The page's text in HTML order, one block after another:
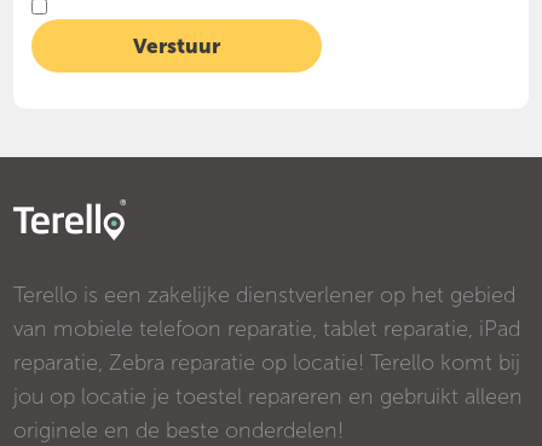
Terello is een zakelijke dienstverlener op het gebied
van mobiele telefoon reparatie, tablet reparatie, iPad
reparatie, Zebra reparatie op locatie! Terello komt bij
jou op locatie je toestel repareren en gebruikt alleen
originele en de beste onderdelen!